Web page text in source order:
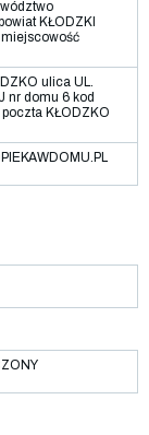
KŁODZKI
ulica UL.
nr domu 6 kod
KŁODZKO